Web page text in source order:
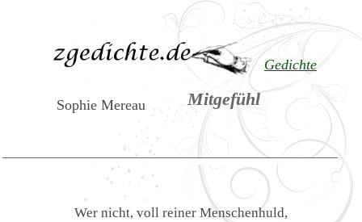
Gedichte
Mitgefühl
Sophie Mereau
Wer nicht, voll reiner Menschenhuld,